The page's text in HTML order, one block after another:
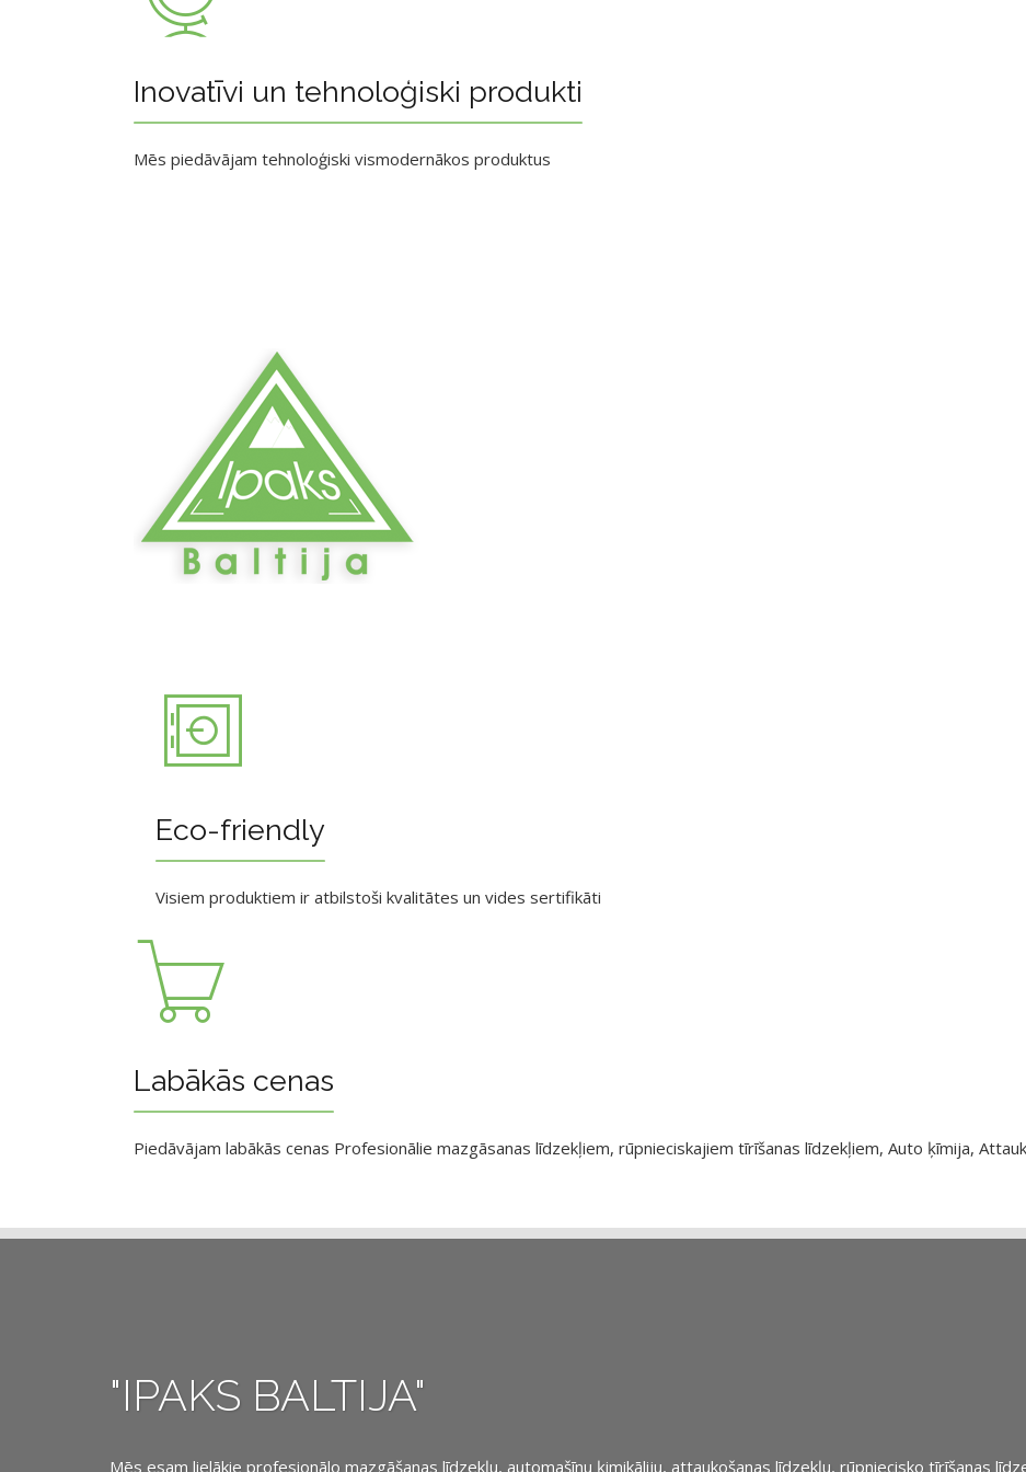
Inovatīvi un tehnoloģiski produkti
Mēs piedāvājam tehnoloģiski vismodernākos produktus
Eco-friendly
Visiem produktiem ir atbilstoši kvalitātes un vides sertifikāti
Labākās cenas
Piedāvājam labākās cenas Profesionālie mazgāsanas līdzekļiem, rūpnieciskajiem tīrīšanas līdzekļiem, Auto ķīmija,
"IPAKS BALTIJA"
Mēs esam lielākie profesionālo mazgāšanas līdzekļu, automašīnu ķimikāliju, attaukošanas līdzekļu, rūpniecisko tīrīšanas